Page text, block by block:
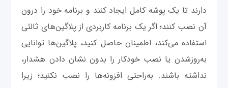
دارند تا یک پوشه‌ کامل ایجاد کنند و برنامه خود را درون
آن نصب کنند؛ اگر یک برنامه کاربردی از پلاگین‌های ثالثی
استفاده می‌کند، اطمینان حاصل کنید، پلاگین‌ها توانایی
به‌روزشدن یا نصب خودکار را بدون نشان دادن هشدار،
نداشته باشند. به‌راحتی افزونه‌ها را نصب نکنید؛ زیرا